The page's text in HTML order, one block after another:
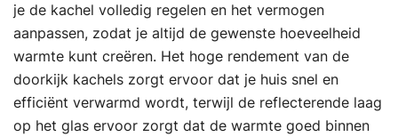
je de kachel volledig regelen en het vermogen
aanpassen, zodat je altijd de gewenste hoeveelheid
warmte kunt creëren. Het hoge rendement van de
doorkijk kachels zorgt ervoor dat je huis snel en
efficiënt verwarmd wordt, terwijl de reflecterende laag
op het glas ervoor zorgt dat de warmte goed binnen